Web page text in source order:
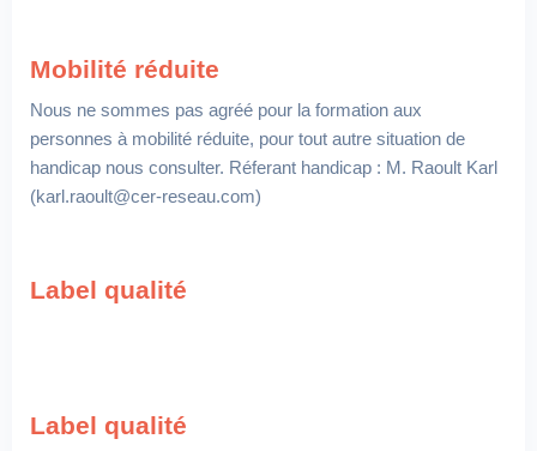
Mobilité réduite
Nous ne sommes pas agréé pour la formation aux
personnes à mobilité réduite, pour tout autre situation de
handicap nous consulter. Réferant handicap : M. Raoult Karl
(karl.raoult@cer-reseau.com)
Label qualité
Label qualité